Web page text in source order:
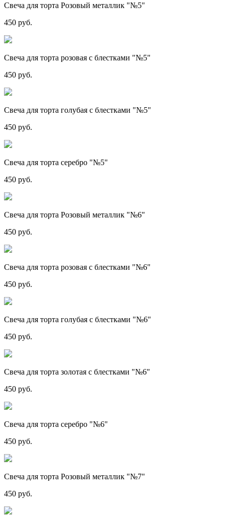
Свеча для торта Розовый металлик "№5"
450 руб.
Свеча для торта розовая с блестками "№5"
450 руб.
Свеча для торта голубая с блестками "№5"
450 руб.
Свеча для торта серебро "№5"
450 руб.
Свеча для торта Розовый металлик "№6"
450 руб.
Свеча для торта розовая с блестками "№6"
450 руб.
Свеча для торта голубая с блестками "№6"
450 руб.
Свеча для торта золотая с блестками "№6"
450 руб.
Свеча для торта серебро "№6"
450 руб.
Свеча для торта Розовый металлик "№7"
450 руб.